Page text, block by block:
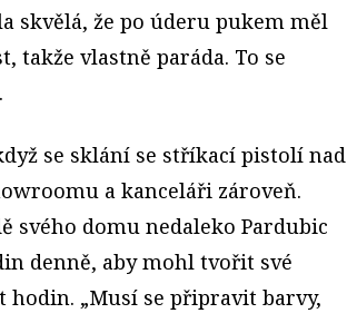
skvělá, že po úderu pukem měl
takže vlastně paráda. To se
se sklání se stříkací pistolí nad
a kanceláři zároveň.
svého domu nedaleko Pardubic
denně, aby mohl tvořit své
hodin. „Musí se připravit barvy,